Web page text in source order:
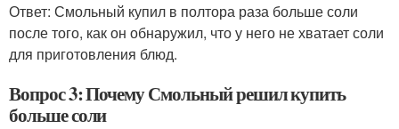
Ответ: Смольный купил в полтора раза больше соли
после того, как он обнаружил, что у него не хватает соли
для приготовления блюд.
Вопрос 3: Почему Смольный решил купить
больше соли